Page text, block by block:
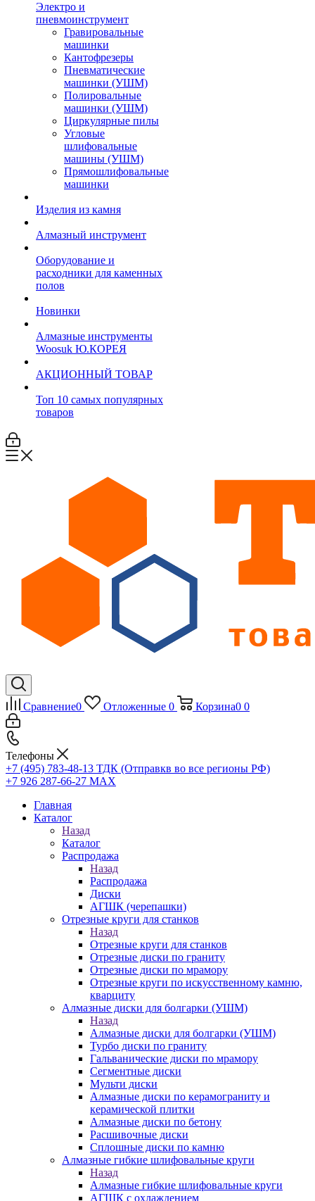
Электро и
пневмоинструмент
Гравировальные
машинки
Кантофрезеры
Пневматические
машинки (УШМ)
Полировальные
машинки (УШМ)
Циркулярные пилы
Угловые
шлифовальные
машины (УШМ)
Прямошлифовальные
машинки
Изделия из камня
Алмазный инструмент
Оборудование и
расходники для каменных
полов
Новинки
Алмазные инструменты
Woosuk Ю.КОРЕЯ
АКЦИОННЫЙ ТОВАР
Топ 10 самых популярных
товаров
Сравнение0 Отложенные 0 Корзина0 0
Телефоны
+7 (495) 783-48-13 ТДК (Отправкв во все регионы РФ)
+7 926 287-66-27 МАХ
Главная
Каталог
Назад
Каталог
Распродажа
Назад
Распродажа
Диски
АГШК (черепашки)
Отрезные круги для станков
Назад
Отрезные круги для станков
Отрезные диски по граниту
Отрезные диски по мрамору
Отрезные круги по искусственному камню,
кварциту
Алмазные диски для болгарки (УШМ)
Назад
Алмазные диски для болгарки (УШМ)
Турбо диски по граниту
Гальванические диски по мрамору
Сегментные диски
Мульти диски
Алмазные диски по керамограниту и
керамической плитки
Алмазные диски по бетону
Расшивочные диски
Сплошные диски по камню
Алмазные гибкие шлифовальные круги
Назад
Алмазные гибкие шлифовальные круги
АГШК с охлаждением